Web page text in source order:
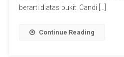
berarti diatas bukit. Candi […]
Continue Reading